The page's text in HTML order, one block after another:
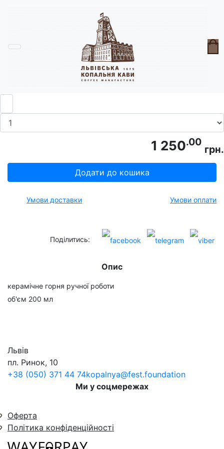
Горнятко Сердечка Синє
1 250.00
грн.
Додати до кошика
Умови доставки Умови оплати
Поділитись:
Опис
керамічне горня ручної роботи
об'єм 200 мл
Львів
пл. Ринок, 10
+38 (050) 371 44 74kopalnya@fest.foundation
Ми у соцмережах
Оферта
Політика конфіденційності